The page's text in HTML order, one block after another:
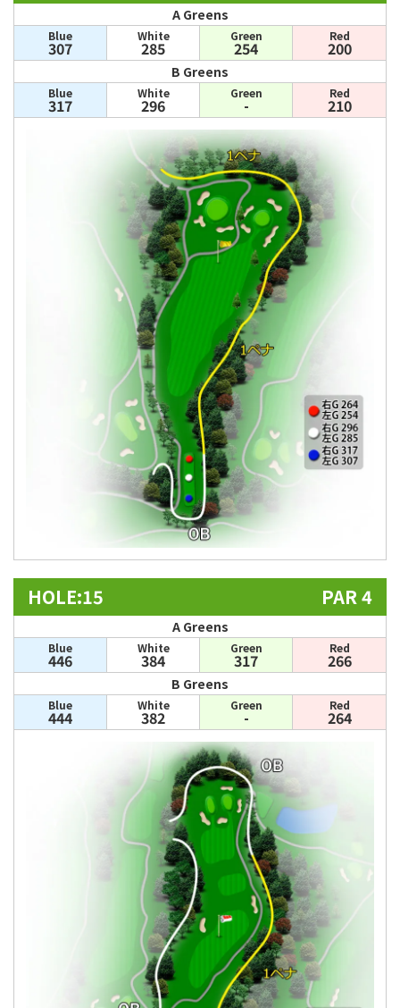
A Greens
Blue
307
White
285
Green
254
Red
200
B Greens
Blue
317
White
296
Green
-
Red
210
HOLE:15 PAR 4
A Greens
Blue
446
White
384
Green
317
Red
266
B Greens
Blue
444
White
382
Green
-
Red
264